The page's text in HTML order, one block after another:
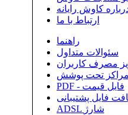
کاوش رایانه
ارتباط با ما
راهنما
سئوالات متداول
مصرف کاربران
مراکز تحت پوشش
PDF - فایل قیمت
فایل پشتیبانی
ADSL شارژ